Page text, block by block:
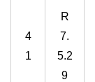
4
1
R
7.
5.2
9